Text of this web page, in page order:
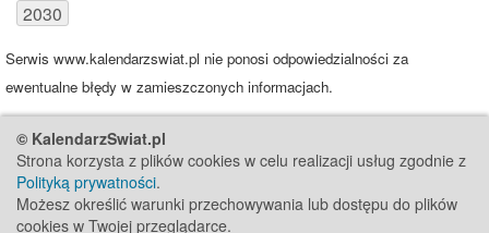
2030
Serwis www.kalendarzswiat.pl nie ponosi odpowiedzialności za
ewentualne błędy w zamieszczonych informacjach.
© KalendarzSwiat.pl
Strona korzysta z plików cookies w celu realizacji usług zgodnie z
Polityką prywatności.
Możesz określić warunki przechowywania lub dostępu do plików
cookies w Twojej przeglądarce.